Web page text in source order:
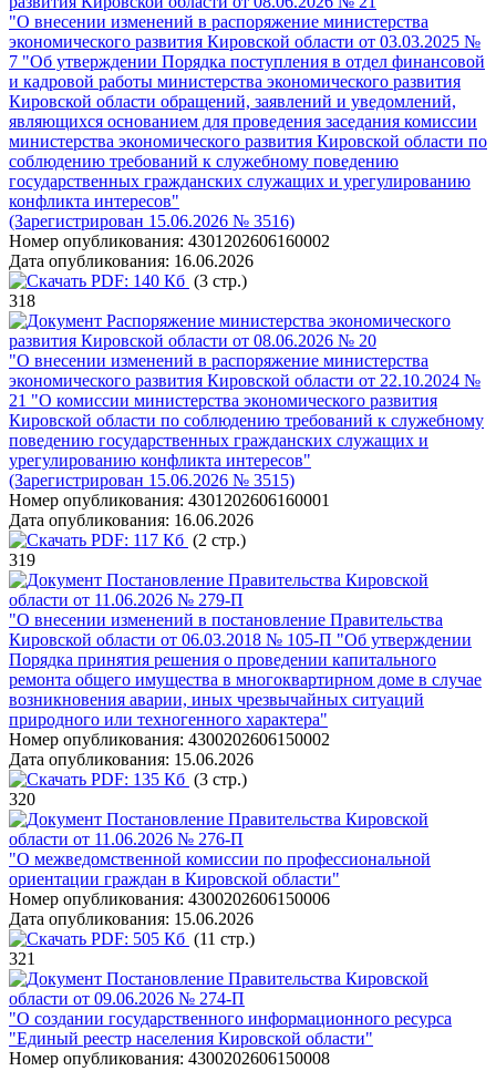
"О внесении изменений в распоряжение министерства
экономического развития Кировской области от 03.03.2025 №
7 "Об утверждении Порядка поступления в отдел финансовой
и кадровой работы министерства экономического развития
Кировской области обращений, заявлений и уведомлений,
являющихся основанием для проведения заседания комиссии
министерства экономического развития Кировской области по
соблюдению требований к служебному поведению
государственных гражданских служащих и урегулированию
конфликта интересов"
(Зарегистрирован 15.06.2026 № 3516)
Номер опубликования: 4301202606160002
Дата опубликования: 16.06.2026
PDF: 140 Кб (3 стр.)
318
Распоряжение министерства экономического
развития Кировской области от 08.06.2026 № 20
"О внесении изменений в распоряжение министерства
экономического развития Кировской области от 22.10.2024 №
21 "О комиссии министерства экономического развития
Кировской области по соблюдению требований к служебному
поведению государственных гражданских служащих и
урегулированию конфликта интересов"
(Зарегистрирован 15.06.2026 № 3515)
Номер опубликования: 4301202606160001
Дата опубликования: 16.06.2026
PDF: 117 Кб (2 стр.)
319
Постановление Правительства Кировской
области от 11.06.2026 № 279-П
"О внесении изменений в постановление Правительства
Кировской области от 06.03.2018 № 105-П "Об утверждении
Порядка принятия решения о проведении капитального
ремонта общего имущества в многоквартирном доме в случае
возникновения аварии, иных чрезвычайных ситуаций
природного или техногенного характера"
Номер опубликования: 4300202606150002
Дата опубликования: 15.06.2026
PDF: 135 Кб (3 стр.)
320
Постановление Правительства Кировской
области от 11.06.2026 № 276-П
"О межведомственной комиссии по профессиональной
ориентации граждан в Кировской области"
Номер опубликования: 4300202606150006
Дата опубликования: 15.06.2026
PDF: 505 Кб (11 стр.)
321
Постановление Правительства Кировской
области от 09.06.2026 № 274-П
"О создании государственного информационного ресурса
"Единый реестр населения Кировской области"
Номер опубликования: 4300202606150008